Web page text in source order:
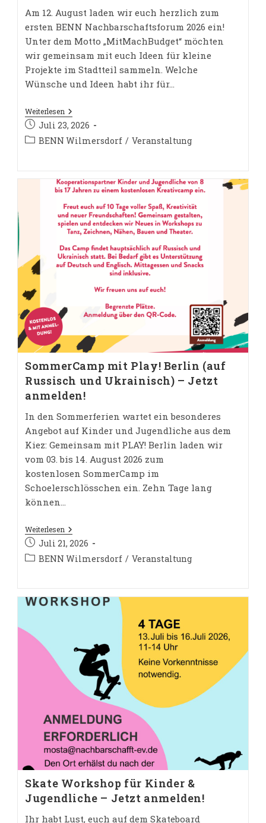
Am 12. August laden wir euch herzlich zum
ersten BENN Nachbarschaftsforum 2026 ein!
Unter dem Motto „MitMachBudget“ möchten
wir gemeinsam mit euch Ideen für kleine
Projekte im Stadtteil sammeln. Welche
Wünsche und Ideen habt ihr für…
WeiterlesenBENN
Nachbarschaftsforum
I
–
Beitrag
veröffentlicht:
Juli 23, 2026
Beitrags-
BENN Wilmersdorf / Veranstaltung
SommerCamp mit Play! Berlin (auf
Russisch und Ukrainisch) – Jetzt
anmelden!
In den Sommerferien wartet ein besonderes
Angebot auf Kinder und Jugendliche aus dem
Kiez: Gemeinsam mit PLAY! Berlin laden wir
vom 03. bis 14. August 2026 zum
kostenlosen SommerCamp im
Schoelerschlösschen ein. Zehn Tage lang
können…
Weiterlesen SommerCamp
Mit
Play!
Berlin (auf
–
Jetzt
Beitrag
veröffentlicht:
Juli 21, 2026
Beitrags-
BENN Wilmersdorf / Veranstaltung
Skate Workshop für Kinder &
Jugendliche – Jetzt anmelden!
Ihr habt Lust, euch auf dem Skateboard